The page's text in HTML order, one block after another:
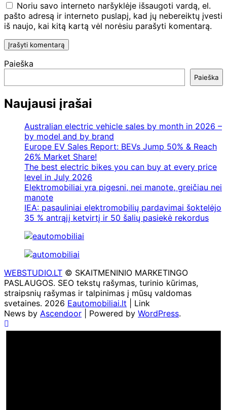
Noriu savo interneto naršyklėje išsaugoti vardą, el.
pašto adresą ir interneto puslapį, kad jų nebereiktų įvesti
iš naujo, kai kitą kartą vėl norėsiu parašyti komentarą.
Paieška
Paieška
Naujausi įrašai
Australian electric vehicle sales by month in 2026 –
by model and by brand
Europe EV Sales Report: BEVs Jump 50% & Reach
26% Market Share!
The best electric bikes you can buy at every price
level in July 2026
Elektromobiliai yra pigesni, nei manote, greičiau nei
manote
IEA: pasauliniai elektromobilių pardavimai šoktelėjo
35 % antrąjį ketvirtį ir 50 šalių pasiekė rekordus
WEBSTUDIO.LT © SKAITMENINIO MARKETINGO
PASLAUGOS. SEO tekstų rašymas, turinio kūrimas,
straipsnių rašymas ir talpinimas į mūsų valdomas
svetaines. 2026 Eautomobiliai.lt | Link
News by Ascendoor | Powered by WordPress.